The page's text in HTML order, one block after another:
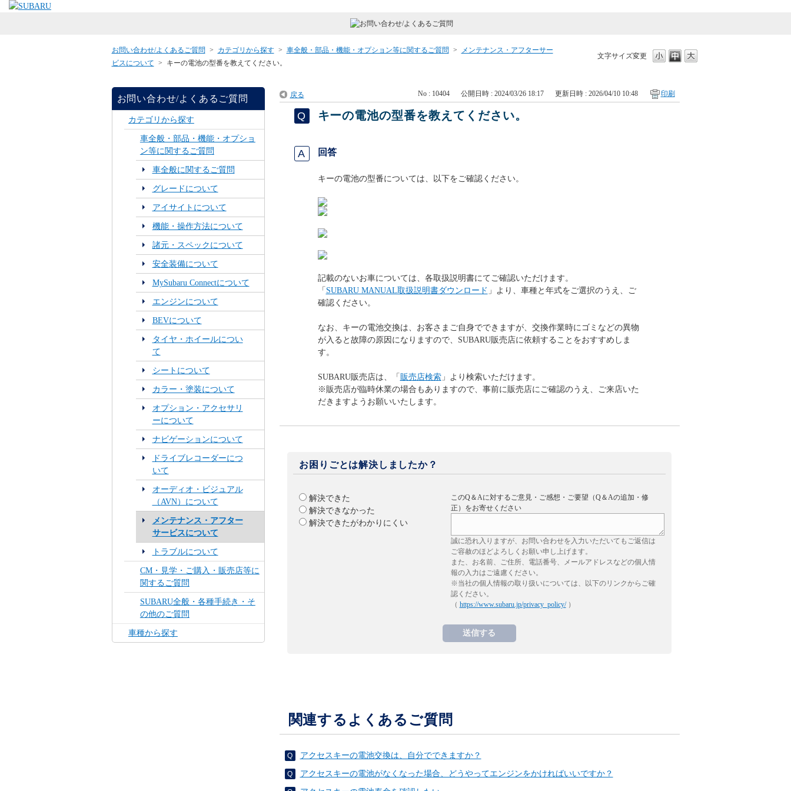
文字サイズ変更
お問い合わせ/よくあるご質問 > カテゴリから探す > 車全般・部品・機能・オプション等に関するご質問 >
メンテナンス・アフターサー
ビスについて > キーの電池の型番を教えてください。
お問い合わせ/よくあるご質問
カテゴリから探す
車全般・部品・機能・オプショ
ン等に関するご質問
車全般に関するご質問
グレードについて
アイサイトについて
機能・操作方法について
諸元・スペックについて
安全装備について
MySubaru Connectについて
エンジンについて
BEVについて
タイヤ・ホイールについ
て
シートについて
カラー・塗装について
オプション・アクセサリ
ーについて
ナビゲーションについて
ドライブレコーダーにつ
いて
オーディオ・ビジュアル
（AVN）について
メンテナンス・アフター
サービスについて
トラブルについて
CM・見学・ご購入・販売店等に
関するご質問
SUBARU全般・各種手続き・そ
の他のご質問
車種から探す
戻る No : 10404 公開日時 : 2024/03/26 18:17 更新日時 : 2026/04/10 10:48 印刷
キーの電池の型番を教えてください。
回答
キーの電池の型番については、以下をご確認ください。
記載のないお車については、各取扱説明書にてご確認いただけます。
「 SUBARU MANUAL取扱説明書ダウンロード 」より、車種と年式をご選択のうえ、ご
確認ください。
なお、キーの電池交換は、お客さまご自身でできますが、交換作業時にゴミなどの異物
が入ると故障の原因になりますので、SUBARU販売店に依頼することをおすすめしま
す。
SUBARU販売店は、「 販売店検索」より検索いただけます。
※販売店が臨時休業の場合もありますので、事前に販売店にご確認のうえ、ご来店いた
だきますようお願いいたします。
お困りごとは解決しましたか？
解決できた
解決できなかった
解決できたがわかりにくい
このQ＆Aに対するご意見・ご感想・ご要望（Q＆Aの追加・修
正）をお寄せください
誠に恐れ入りますが、お問い合わせを入力いただいてもご返信は
ご容赦のほどよろしくお願い申し上げます。
また、お名前、ご住所、電話番号、メールアドレスなどの個人情
報の入力はご遠慮ください。
※当社の個人情報の取り扱いについては、以下のリンクからご確
認ください。
（ https://www.subaru.jp/privacy_policy/）
関連するよくあるご質問
アクセスキーの電池交換は、自分でできますか？
アクセスキーの電池がなくなった場合、どうやってエンジンをかければいいですか？